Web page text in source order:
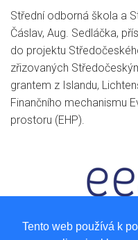
Tento web používá k
Střední odborná škola a
Čáslav, Aug. Sedláčka,
do projektu
zřizovaných
grantem z Islandu,
Finančního mechanismu
prostoru (EHP).